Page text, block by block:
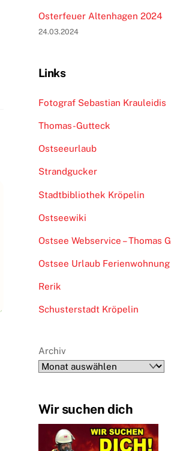
Osterfeuer Altenhagen 2024
24.03.2024
Links
Fotograf Sebastian Krauleidis
Thomas-Gutteck
Ostseeurlaub
Strandgucker
Stadtbibliothek Kröpelin
Ostseewiki
Ostsee Webservice – Thomas
Ostsee Urlaub Ferienwohnung
Rerik
Schusterstadt Kröpelin
Archiv
Wir suchen dich